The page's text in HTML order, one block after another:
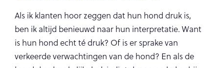
Als ik klanten hoor zeggen dat hun hond druk is,
ben ik altijd benieuwd naar hun interpretatie. Want
is hun hond echt té druk? Of is er sprake van
verkeerde verwachtingen van de hond? En als de